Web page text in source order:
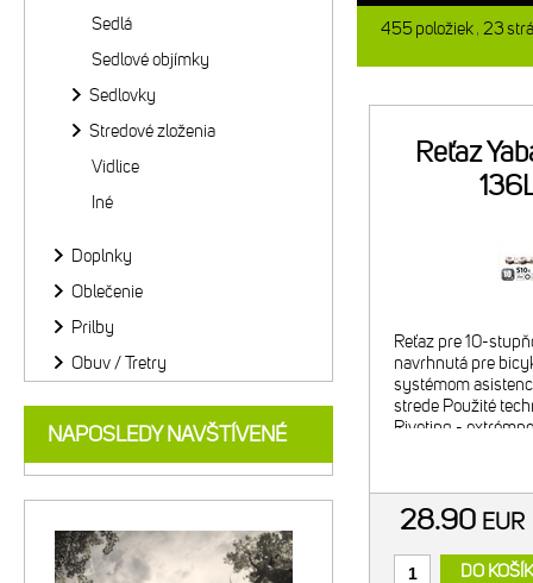
455položiek 23
Reťaz
Reťaz pre 10-
navrhnutá pre
systémom
strede Použité
Riveting -
28.90 EUR
DO
Sedlá
Sedlové objímky
Sedlovky
Stredové zloženia
Vidlice
Iné
Doplnky
Oblečenie
Prilby
Obuv / Tretry
NAPOSLEDY NAVŠTÍVENÉ